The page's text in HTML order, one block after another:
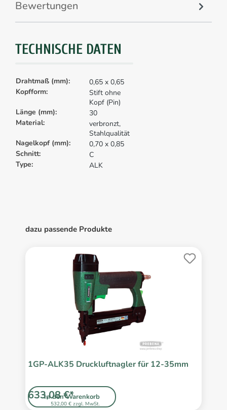
Bewertungen
TECHNISCHE DATEN
Drahtmaß (mm):
0,65 x 0,65
Kopfform:
Stift ohne
Kopf (Pin)
Länge (mm):
30
Material:
verbronzt,
Stahlqualität
Nagelkopf (mm):
0,70 x 0,85
Schnitt:
C
Type:
ALK
dazu passende Produkte
1GP-ALK35 Druckluftnagler für 12-35mm
In den Warenkorb
532,00 € zzgl. MwSt.
633,08 €*